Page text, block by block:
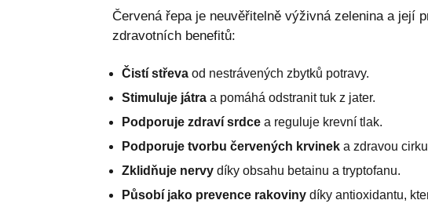
Červená řepa je neuvěřitelně výživná zelenina a její
zdravotních benefitů:
Čistí střevaod nestrávených zbytků potravy.
Stimuluje játraa pomáhá odstranit tuk z jater.
Podporuje zdraví srdcea reguluje krevní tlak.
Podporuje tvorbu červených krvineka zdravou
Zklidňuje nervydíky obsahu betainu a tryptofanu.
Působí jako prevence rakovinydíky antioxidantu,